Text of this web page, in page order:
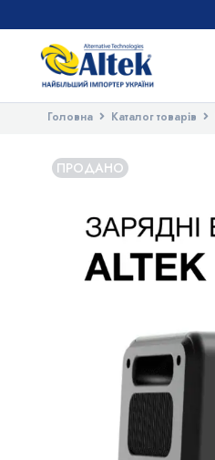
Головна Каталог товарів
ПРОДАНО